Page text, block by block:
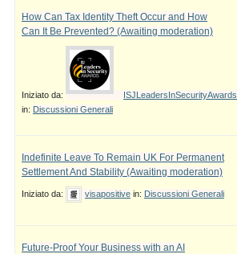
How Can Tax Identity Theft Occur and How
Can It Be Prevented? (Awaiting moderation)
Iniziato da:
ISJLeadersInSecurityAwards
in: Discussioni Generali
Indefinite Leave To Remain UK For Permanent
Settlement And Stability (Awaiting moderation)
Iniziato da: visapositive in: Discussioni Generali
Future-Proof Your Business with an AI